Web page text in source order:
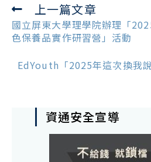
Read
more
articles
上一篇文章
國立屏東大學理學院辦理「
色保養品實作研習營」活動
EdYouth「2025年這次換我
資通安全宣導